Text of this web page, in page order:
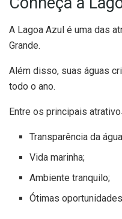
A Lagoa Azul é uma das
Grande.
Além disso, suas águas
todo o ano.
Entre os principais
Transparência da
Vida marinha;
Ambiente tranquilo;
Ótimas